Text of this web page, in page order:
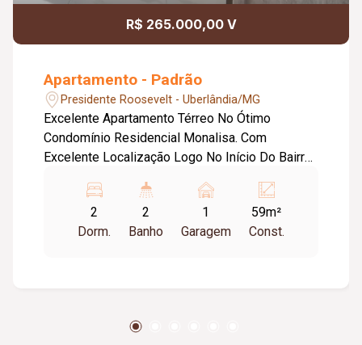
R$ 265.000,00 V
Apartamento - Padrão
Presidente Roosevelt - Uberlândia/MG
Excelente Apartamento Térreo No Ótimo
Condomínio Residencial Monalisa. Com
Excelente Localização Logo No Início Do Bairro
Centro Comercial Da Cidade De Uberlândia.
Através Da Avenida Raulino Cota Pacheco, Com
Acesso Imediato E Direto À Principal Rodovia Br
01 (uma) Sala de TV/estar/trabalho/jantar
2
Dorm.
2
Banho
1
Garagem
59m²
Const.